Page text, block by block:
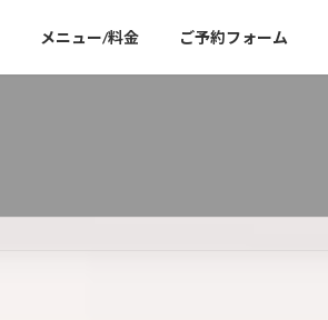
メニュー/料金 ご予約フォーム